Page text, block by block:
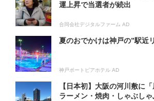
運上昇で当選者が続出
合同会社デジタルファーム AD
夏のおでかけは神戸の”駅近
神戸ポートピアホテル AD
【日本初】大阪の河川敷に「
ラーメン・焼肉・しゃぶし